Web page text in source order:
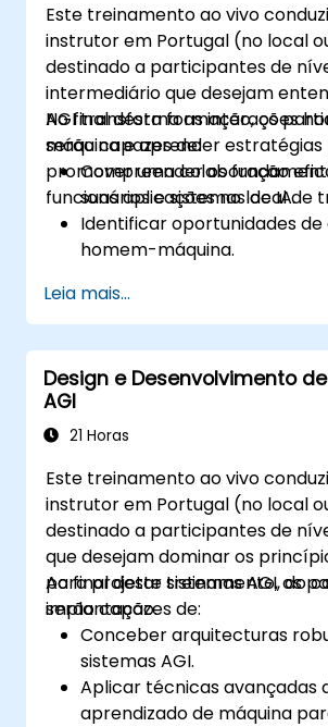
Este treinamento ao vivo
instrutor em Portugal (no local
destinado a participantes de
intermediário que desejam
AGI transforma as interações
máquina e aprender
promover uma colaboração
funcionários e sistemas de IA.
No final desta formação, os
serão capazes de:
Compreender os
suas aplicações no local de
Identificar oportunidades
homem-máquina.
integração da IA.
Desenvolver estratégias
um local de trabalho
orientado para a IA.
funções e responsabilidades
Leia mais...
Design e Desenvolvimento
AGI
21 Horas
Este treinamento ao vivo
instrutor em Portugal (no local
destinado a participantes de
que desejam dominar os
para projetar sistemas AGI, do
implantação.
Ao final deste treinamento, os
serão capazes de:
Conceber arquitecturas
sistemas AGI.
Aplicar técnicas avançadas
aprendizado de máquina